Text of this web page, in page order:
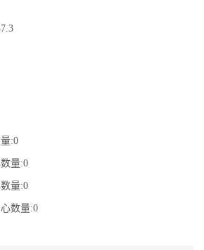
:0
量:0
量:0
数量:0